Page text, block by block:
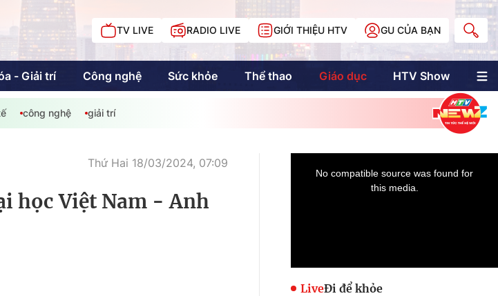
TV LIVE RADIO LIVE GIỚI THIỆU HTV GU CỦA BẠN
- Giải trí Công nghệ Sức khỏe Thể thao Giáo dục HTV Show
Kinh tế
Multimedia
Multiform
Doanh nhân Sài
Gòn
công nghệ giải trí
Thứ Hai 18/03/2024, 07:09
học Việt Nam - Anh
LiveĐi để khỏe